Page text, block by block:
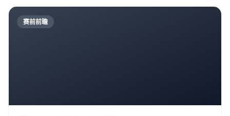
赛前前瞻